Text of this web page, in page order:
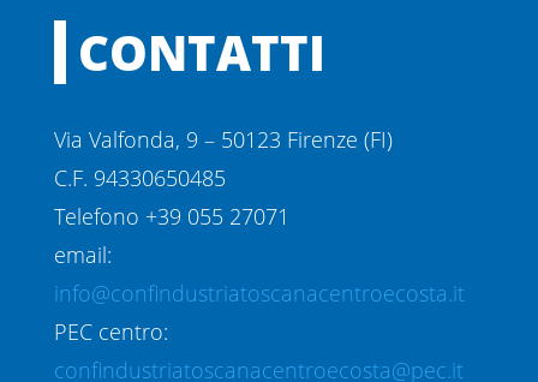
CONTATTI
Via Valfonda, 9 – 50123 Firenze (FI)
C.F. 94330650485
Telefono +39 055 27071
email:
info@confindustriatoscanacentroecosta.it
PEC centro:
confindustriatoscanacentroecosta@pec.it